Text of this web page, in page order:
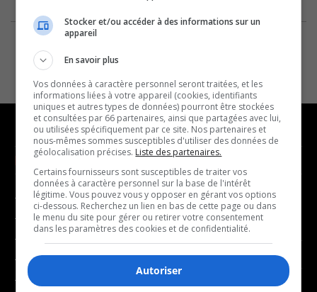
NOUVELLES
- Affaires municipales
- Communauté / Social
- Culture
- Économie
- Éducation
MUSIQUE
- Décompte franco
- Joué récemment
BALADOS
Stocker et/ou accéder à des informations sur un
appareil
En savoir plus
Vos données à caractère personnel seront traitées, et les
informations liées à votre appareil (cookies, identifiants
uniques et autres types de données) pourront être stockées
et consultées par 66 partenaires, ainsi que partagées avec lui,
ou utilisées spécifiquement par ce site. Nos partenaires et
nous-mêmes sommes susceptibles d'utiliser des données de
géolocalisation précises. Liste des partenaires.
Certains fournisseurs sont susceptibles de traiter vos
données à caractère personnel sur la base de l'intérêt
légitime. Vous pouvez vous y opposer en gérant vos options
ci-dessous. Recherchez un lien en bas de cette page ou dans
le menu du site pour gérer ou retirer votre consentement
dans les paramètres des cookies et de confidentialité.
Autoriser